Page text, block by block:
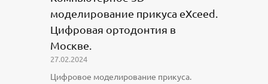
моделирование прикуса eXceed.
Цифровая ортодонтия в
Москве.
27.02.2024
Цифровое моделирование прикуса.